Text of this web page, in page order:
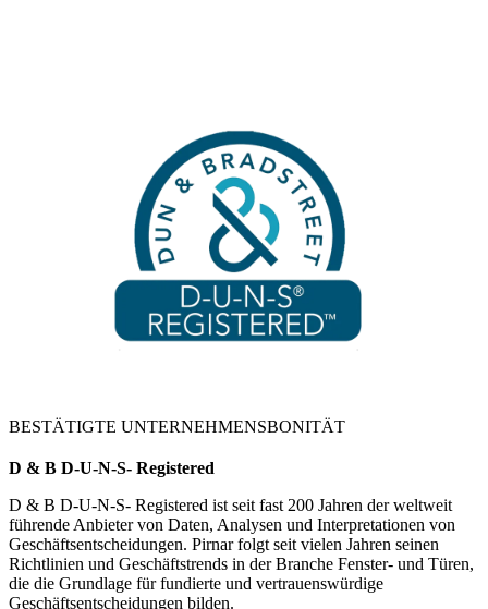
BESTÄTIGTE UNTERNEHMENSBONITÄT
D & B D-U-N-S- Registered
D & B D-U-N-S- Registered ist seit fast 200 Jahren der weltweit
führende Anbieter von Daten, Analysen und Interpretationen von
Geschäftsentscheidungen. Pirnar folgt seit vielen Jahren seinen
Richtlinien und Geschäftstrends in der Branche Fenster- und Türen,
die die Grundlage für fundierte und vertrauenswürdige
Geschäftsentscheidungen bilden.